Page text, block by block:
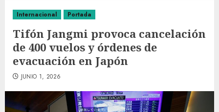
Internacional Portada
Tifón Jangmi provoca cancelación
de 400 vuelos y órdenes de
evacuación en Japón
JUNIO 1, 2026